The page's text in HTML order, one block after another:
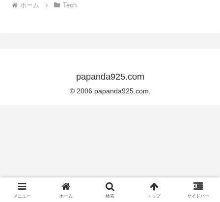
ホーム Tech
papanda925.com
© 2006 papanda925.com.
メニュー ホーム 検索 トップ サイドバー